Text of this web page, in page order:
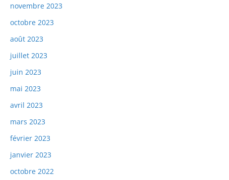
novembre 2023
octobre 2023
août 2023
juillet 2023
juin 2023
mai 2023
avril 2023
mars 2023
février 2023
janvier 2023
octobre 2022